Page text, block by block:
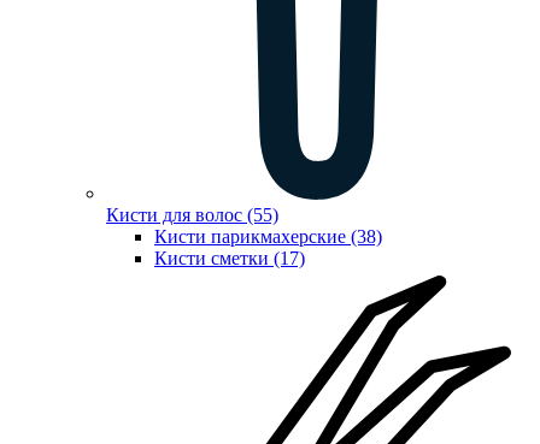
Кисти для волос (55)
Кисти парикмахерские (38)
Кисти сметки (17)